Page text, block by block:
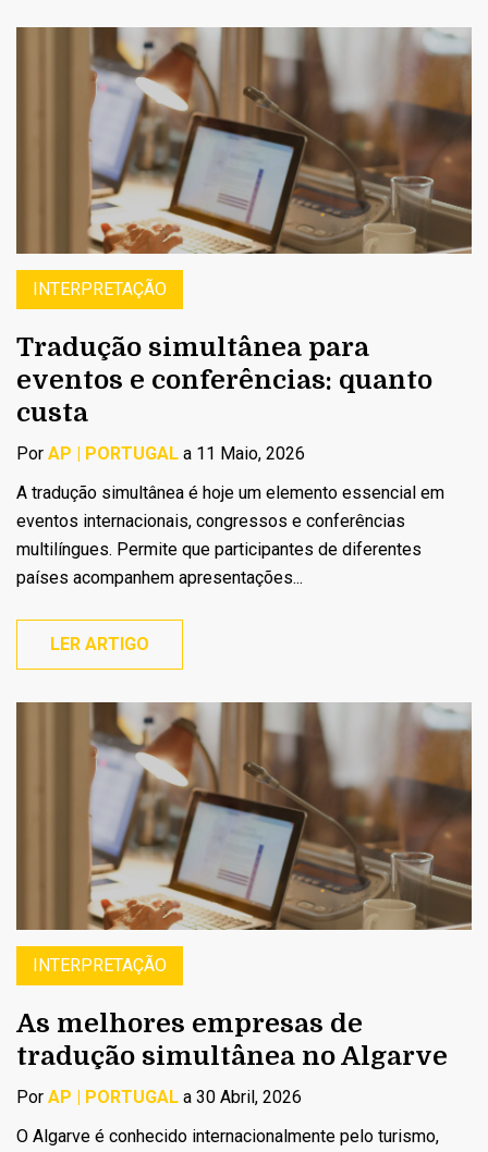
INTERPRETAÇÃO
Tradução simultânea para
eventos e conferências: quanto
custa
Por AP | PORTUGAL a 11 Maio, 2026
A tradução simultânea é hoje um elemento essencial em
eventos internacionais, congressos e conferências
multilíngues. Permite que participantes de diferentes
países acompanhem apresentações...
LER ARTIGO
INTERPRETAÇÃO
As melhores empresas de
tradução simultânea no Algarve
Por AP | PORTUGAL a 30 Abril, 2026
O Algarve é conhecido internacionalmente pelo turismo,